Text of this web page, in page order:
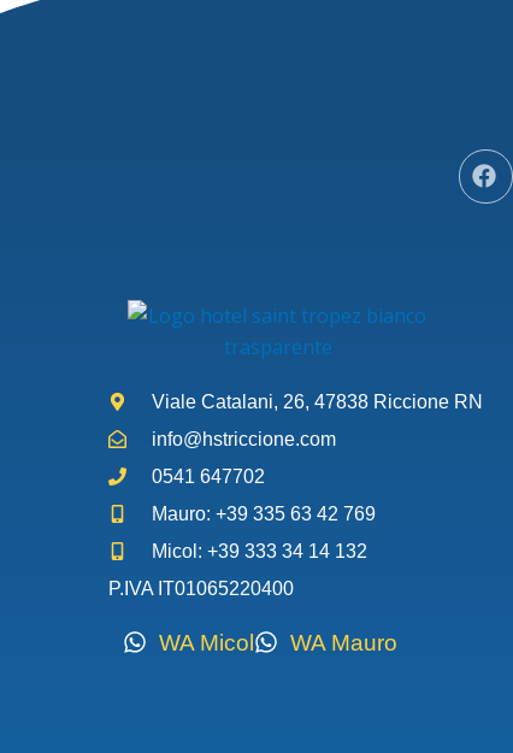
Viale Catalani, 26, 47838 Riccione RN
info@hstriccione.com
0541 647702
Mauro: +39 335 63 42 769
Micol: +39 333 34 14 132
P.IVA IT01065220400
WA Micol WA Mauro